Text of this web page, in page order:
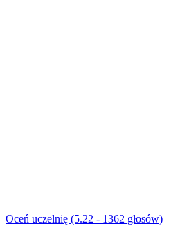
Oceń uczelnię (5.22 - 1362 głosów)